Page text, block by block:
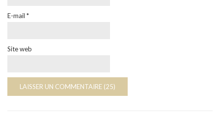
E-mail *
Site web